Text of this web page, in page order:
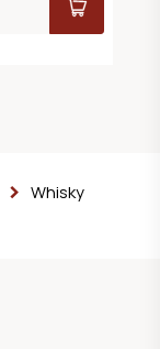
Whisky